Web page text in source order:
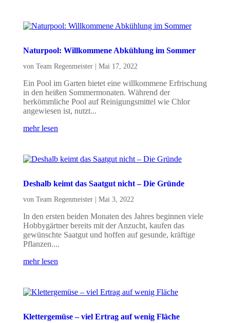
Naturpool: Willkommene Abkühlung im Sommer
von Team Regenmeister| Mai 17, 2022
Ein Pool im Garten bietet eine willkommene Erfrischung
in den heißen Sommermonaten. Während der
herkömmliche Pool auf Reinigungsmittel wie Chlor
angewiesen ist, nutzt...
mehr lesen
Deshalb keimt das Saatgut nicht – Die Gründe
von Team Regenmeister| Mai 3, 2022
In den ersten beiden Monaten des Jahres beginnen viele
Hobbygärtner bereits mit der Anzucht, kaufen das
gewünschte Saatgut und hoffen auf gesunde, kräftige
Pflanzen....
mehr lesen
Klettergemüse – viel Ertrag auf wenig Fläche